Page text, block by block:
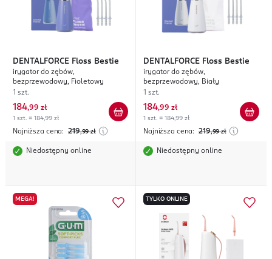
DENTALFORCE Floss Bestie
irygator do zębów,
bezprzewodowy, Fioletowy
1 szt.
184,99 zł
1 szt. = 184,99 zł
Najniższa cena: 219,99 zł
Niedostępny online
DENTALFORCE Floss Bestie
irygator do zębów,
bezprzewodowy, Biały
1 szt.
184,99 zł
1 szt. = 184,99 zł
Najniższa cena: 219,99 zł
Niedostępny online
MEGA! TYLKO ONLINE